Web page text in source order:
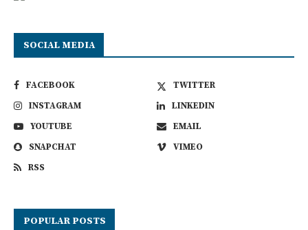
SOCIAL MEDIA
FACEBOOK
TWITTER
INSTAGRAM
LINKEDIN
YOUTUBE
EMAIL
SNAPCHAT
VIMEO
RSS
POPULAR POSTS